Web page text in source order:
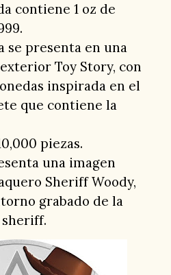
contiene 1 oz de
se presenta en una
Toy Story, con
inspirada en el
que contiene la
piezas.
una imagen
Sheriff Woody,
grabado de la